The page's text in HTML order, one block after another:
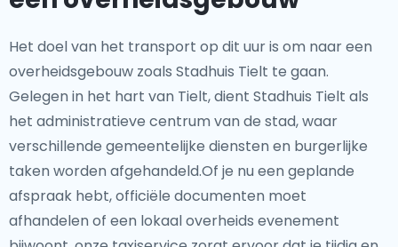
Het doel van het transport op dit uur is om naar een
overheidsgebouw zoals Stadhuis Tielt te gaan.
Gelegen in het hart van Tielt, dient Stadhuis Tielt als
het administratieve centrum van de stad, waar
verschillende gemeentelijke diensten en burgerlijke
taken worden afgehandeld.Of je nu een geplande
afspraak hebt, officiële documenten moet
afhandelen of een lokaal overheids evenement